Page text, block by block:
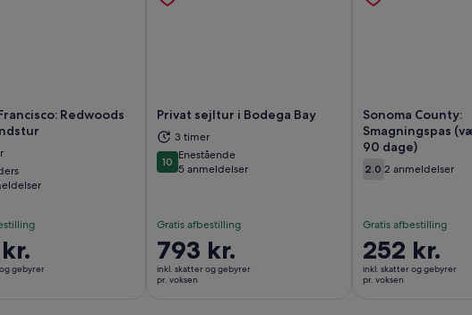
Redwoods
10
gebyrer
Åbner i en ny fane
Privat sejltur i Bodega Bay
3 timer
1010 ud af 10
Enestående
5 anmeldelser
Gratis afbestilling
Prisen
er
793 kr.
793 kr.
inkl. skatter og gebyrer
pr. voksen
Åbner i en ny fane
Sonoma County:
Smagningspas
90 dage)
2.02.0 ud af 10
2 anmeldelser
Gratis afbestilling
Prisen
er
252 kr.
252 kr.
inkl. skatter og gebyrer
pr. voksen